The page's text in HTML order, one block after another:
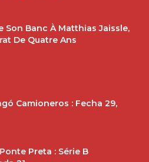
Son Banc À Matthias Jaissle,
De Quatre Ans
Camioneros : Fecha 29,
Preta : Série B